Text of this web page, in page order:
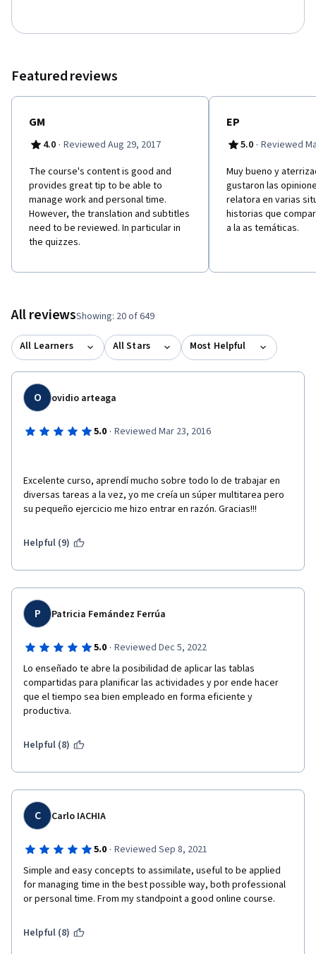
Featured reviews
GM
4.0 · Reviewed Aug 29, 2017
The course's content is good and
provides great tip to be able to
manage work and personal time.
However, the translation and subtitles
need to be reviewed. In particular in
the quizzes.
EP
5.0 · Reviewed
Muy bueno y
gustaron las
relatora en varias
historias que
a la as temáticas.
All reviewsShowing: 20 of 649
All Learners All Stars Most Helpful
O ovidio arteaga
5.0 · Reviewed Mar 23, 2016
Excelente curso, aprendí mucho sobre todo lo de trabajar en
diversas tareas a la vez, yo me creía un súper multitarea pero
su pequeño ejercicio me hizo entrar en razón. Gracias!!!
Helpful (9)
P Patricia Fernández Ferrúa
5.0 · Reviewed Dec 5, 2022
Lo enseñado te abre la posibilidad de aplicar las tablas
compartidas para planificar las actividades y por ende hacer
que el tiempo sea bien empleado en forma eficiente y
productiva.
Helpful (8)
C Carlo IACHIA
5.0 · Reviewed Sep 8, 2021
Simple and easy concepts to assimilate, useful to be applied
for managing time in the best possible way, both professional
or personal time. From my standpoint a good online course.
Helpful (8)